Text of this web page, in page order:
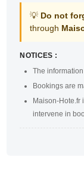
💡 Do not
through
NOTICES :
The
Bookings are
Maison-Hote.fr
intervene in